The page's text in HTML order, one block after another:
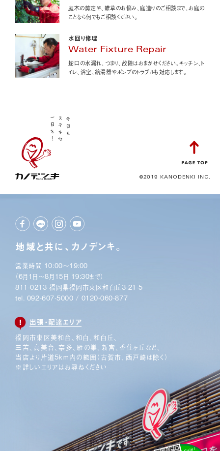
庭木の剪定や、雑草のお悩み、庭造りのご相談まで、お庭の
ことなら何でもご相談ください。
水回り修理
Water Fixture Repair
蛇口の水漏れ、つまり、故障はおまかせください。キッチン、ト
イレ、浴室、給湯器やポンプのトラブルも対応します。
©2019 KANODENKI INC.
地域と共に、カノデンキ。
営業時間 10:00〜19:00
（6月1日〜8月15日 19:30まで）
811-0213 福岡県福岡市東区和白丘3-21-5
tel. 092-607-5000 / 0120-060-877
出張・配達エリア
福岡市東区美和台、和白、和白丘、
三苫、高美台、奈多、 雁の巣、新宮、香住ヶ丘など、
当店より片道5km内の範囲 （古賀市、西戸崎は除く）
※詳しいエリアはお尋ねください